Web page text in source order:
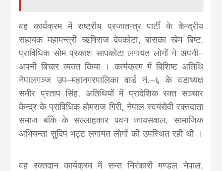
वह कार्यक्रम में राष्ट्रीय प्रजातन्त्र पार्टी के केन्द्रीय
सहायक महामन्त्री ऋषिराज देवकोटा,बासका खेम बिष्ट,
प्राविधिक सोम प्रकाश सापकोटा लगायत लोगों ने अपनी–
अपनी बिचार व्यक्त किया । कार्यक्रम में बिशिष्ट अतिथि
नेपालगञ्ज उप–महानगरपालिका वार्ड नं.–६ के वडाध्यक्ष
समीर प्रताप सिंह, अतिथियों में प्रादेशिक रक्त सञ्चार
केन्द्र के प्राविधिक होमराज गिरी,नेपाल स्वयंसेवी रक्तदाता
समाज बाँके के सल्लाहकार पवन जायसवाल,सामाजिक
अभियन्ता सुदिप भट्ट लगायत लोगों की उपस्थित रही थी
।
वह रक्तदान कार्यक्रम में सन्त निरंकारी मण्डल नेपाल,